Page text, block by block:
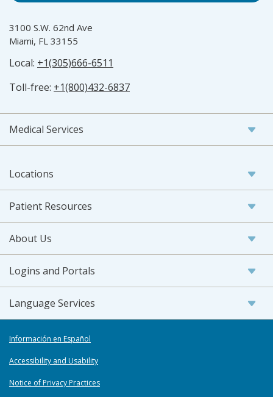
3100 S.W. 62nd Ave
Miami, FL 33155
Local: +1(305)666-6511
Toll-free: +1(800)432-6837
Medical Services
Locations
Patient Resources
About Us
Logins and Portals
Language Services
Información en Español
Accessibility and Usability
Notice of Privacy Practices